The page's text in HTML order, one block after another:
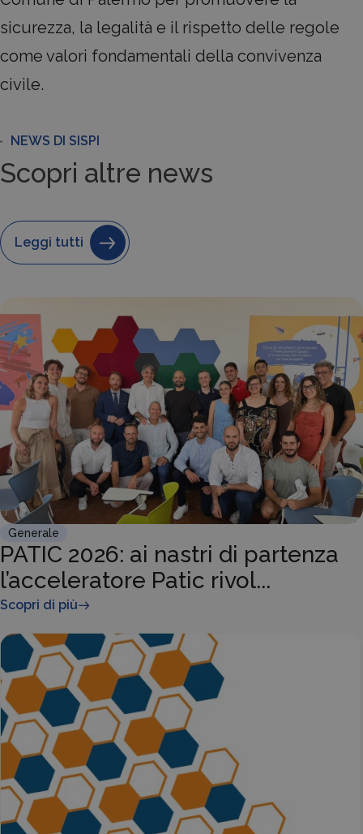
sicurezza, la legalità e il rispetto delle regole
come valori fondamentali della convivenza
civile.
NEWS DI SISPI
Scopri altre news
Leggi tutti
Generale
PATIC 2026: ai nastri di partenza
l’acceleratore Patic rivol...
Scopri di più